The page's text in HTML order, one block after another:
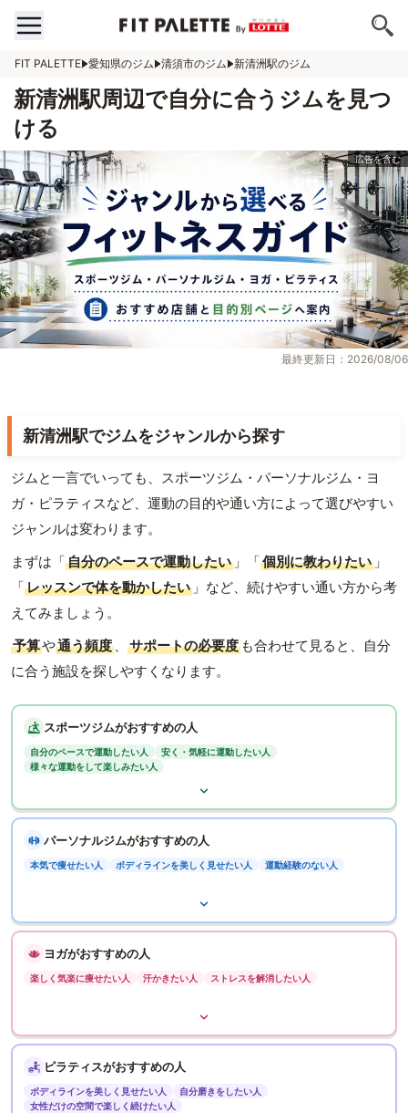
FIT PALETTE 愛知県のジム 清須市のジム 新清洲駅のジム
新清洲駅周辺で自分に合うジムを見つ
ける
最終更新日：2026/08/06
新清洲駅でジムをジャンルから探す
ジムと一言でいっても、スポーツジム・パーソナルジム・ヨ
ガ・ピラティスなど、運動の目的や通い方によって選びやすい
ジャンルは変わります。
まずは「自分のペースで運動したい 」「個別に教わりたい 」
「レッスンで体を動かしたい 」など、続けやすい通い方から考
えてみましょう。
予算や通う頻度 、 サポートの必要度 も合わせて見ると、自分
に合う施設を探しやすくなります。
スポーツジムがおすすめの人
自分のペースで運動したい人
安く・気軽に運動したい人
様々な運動をして楽しみたい人
パーソナルジムがおすすめの人
本気で痩せたい人 ボディラインを美しく見せたい人 運動経験のない人
ヨガがおすすめの人
楽しく気楽に痩せたい人 汗かきたい人 ストレスを解消したい人
ピラティスがおすすめの人
ボディラインを美しく見せたい人
自分磨きをしたい人
女性だけの空間で楽しく続けたい人